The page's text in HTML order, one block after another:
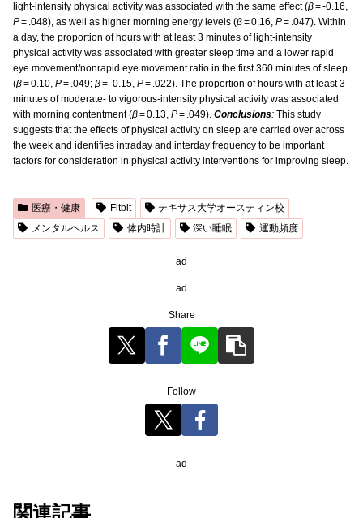
light-intensity physical activity was associated with the same effect (β= -0.16,
P= .048), as well as higher morning energy levels (β= 0.16, P= .047). Within
a day, the proportion of hours with at least 3 minutes of light-intensity
physical activity was associated with greater sleep time and a lower rapid
eye movement/nonrapid eye movement ratio in the first 360 minutes of sleep
(β= 0.10, P= .049; β= -0.15, P= .022). The proportion of hours with at least 3
minutes of moderate- to vigorous-intensity physical activity was associated
with morning contentment (β= 0.13, P= .049). Conclusions: This study
suggests that the effects of physical activity on sleep are carried over across
the week and identifies intraday and interday frequency to be important
factors for consideration in physical activity interventions for improving sleep.
医療・健康 Fitbit
テキサス大学オースティン校
メンタルヘルス
体内時計 深い睡眠 運動頻度
ad
ad
Share
Follow
ad
関連記事